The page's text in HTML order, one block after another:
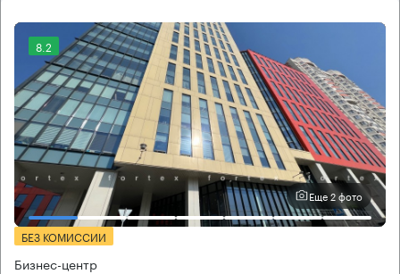
8.2
Еще 2 фото
БЕЗ КОМИССИИ
Бизнес-центр